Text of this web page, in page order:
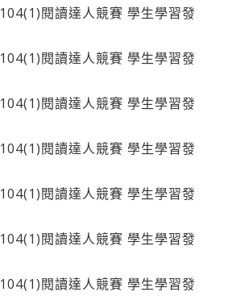
104(1)閱讀達人競賽 學生學習發
104(1)閱讀達人競賽 學生學習發
104(1)閱讀達人競賽 學生學習發
104(1)閱讀達人競賽 學生學習發
104(1)閱讀達人競賽 學生學習發
104(1)閱讀達人競賽 學生學習發
104(1)閱讀達人競賽 學生學習發